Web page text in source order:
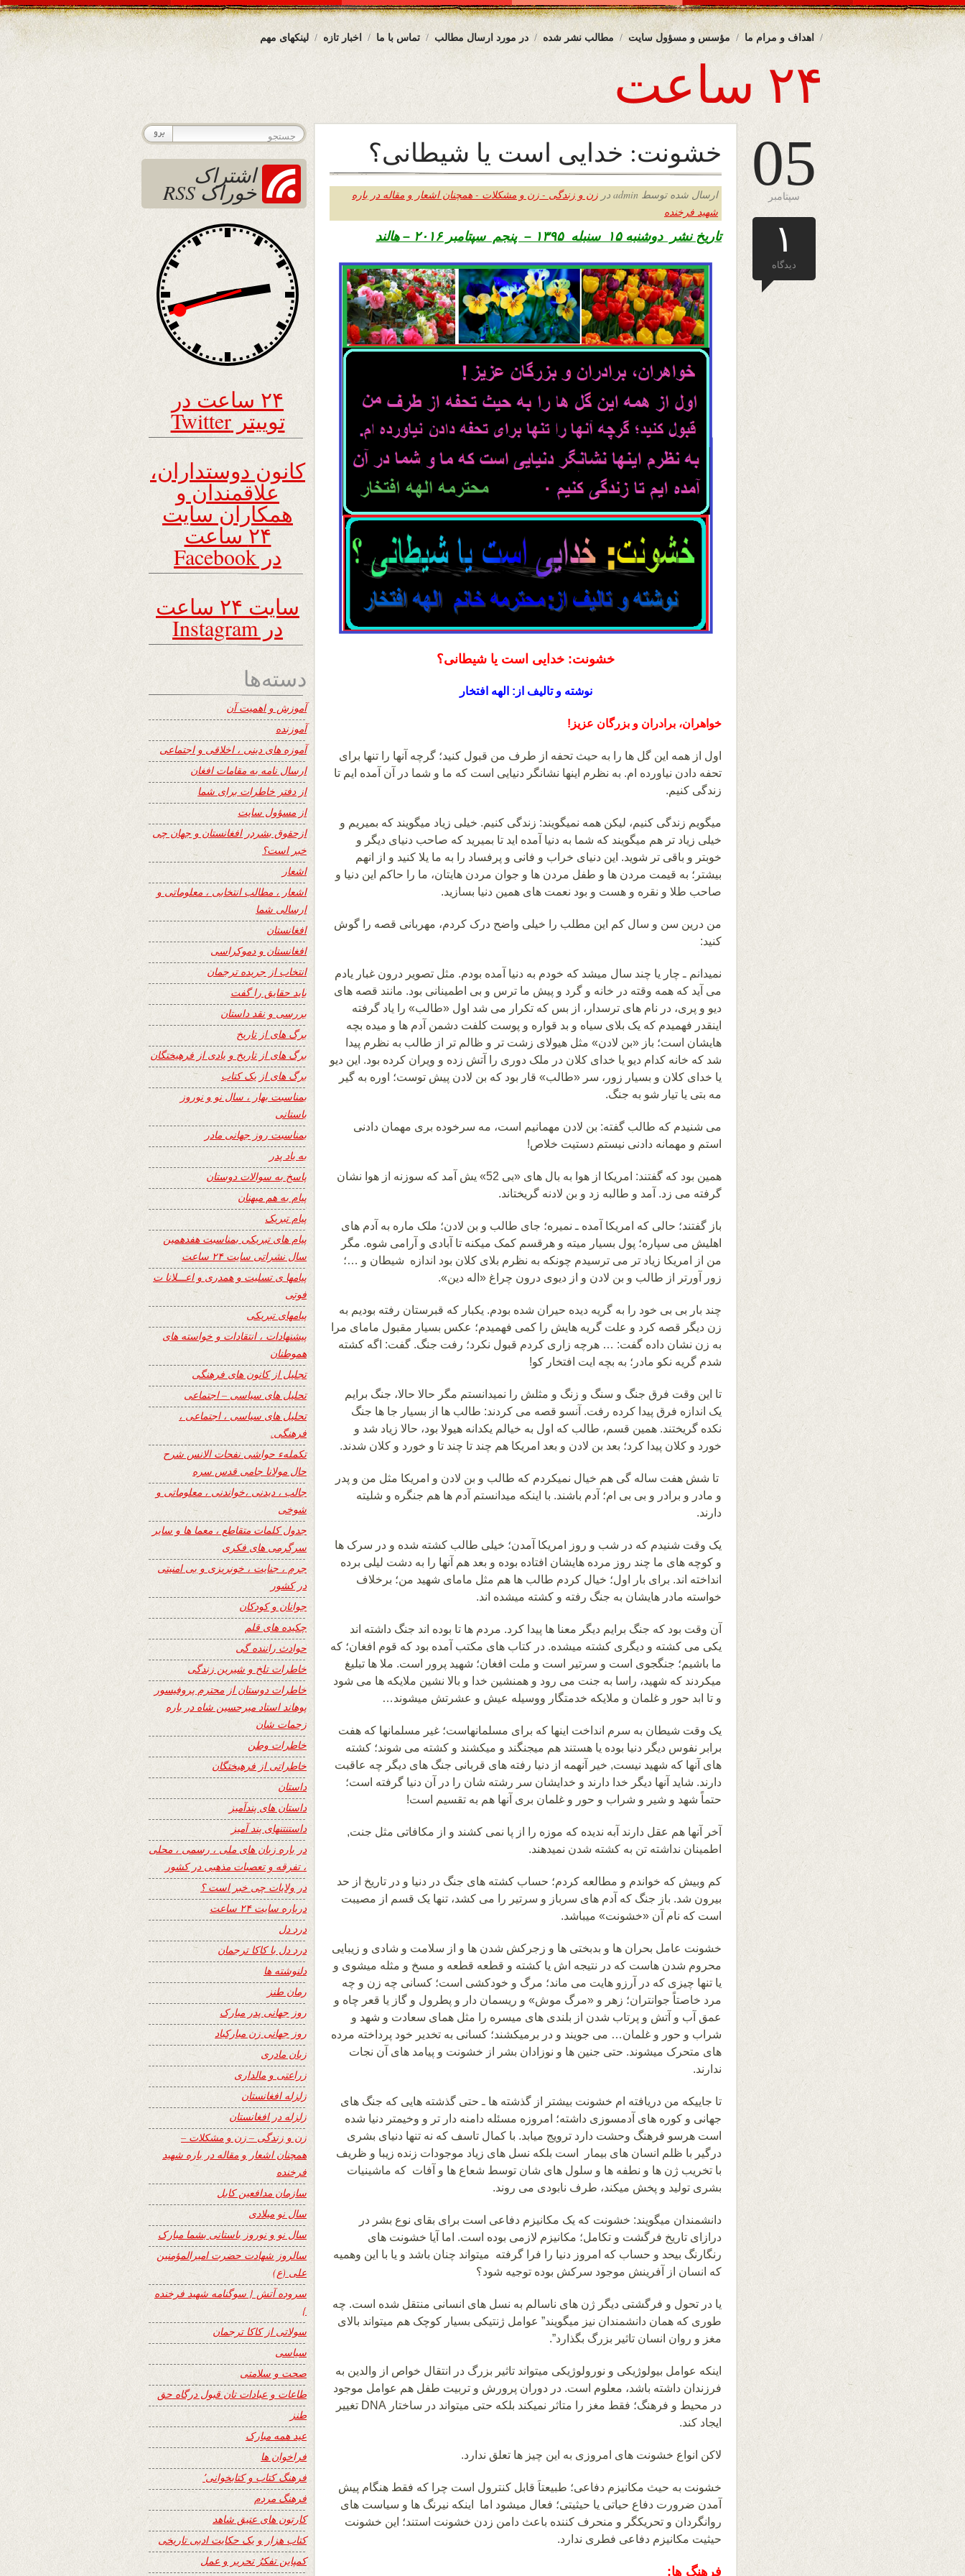
لینکهای مهم اخبار تازه تماس با ما در مورد ارسال مطالب مطالب نشر شده مؤسس و مسؤول سایت اهداف و مرام ما
۲۴ ساعت
05
سپتامبر
۱
دیدگاه
خشونت: خدایی است یا شیطانی؟
ارسال شده توسط admin در
زن و زندگی - زن و مشکلات - همچنان اشعار و مقاله در باره
شهید فرخنده
تاریخ نشر دوشنبه ۱۵ سنبله ۱۳۹۵ – پنجم سپتامبر ۲۰۱۶ – هالند
خشونت: خدایی است یا شیطانی؟
نوشته و تالیف از: الهه افتخار
خواهران، برادران و بزرگان عزیز!
اول از همه این گل ها را به حیث تحفه از طرف من قبول کنید؛ گرچه آنها را تنها برای
تحفه دادن نیاورده ام. به نظرم اینها نشانگر دنیایی است که ما و شما در آن آمده ایم تا
زندگی کنیم.
میگویم زندگی کنیم، لیکن همه نمیگویند: زندگی کنیم. خیلی زیاد میگویند که بمیریم و
خیلی زیاد تر هم میگویند که شما به دنیا آمده اید تا بمیرید که صاحب دنیای دیگر و
خوبتر و باقی تر شوید. این دنیای خراب و فانی و پرفساد را به ما یلا کنید و از انهم
بیشتر؛ به قیمت مردن ها و طفل مردن ها و جوان مردن هایتان، ما را حاکم این دنیا و
صاحب طلا و نقره و هست و بود نعمت های همین دنیا بسازید.
من درین سن و سال کم این مطلب را خیلی واضح درک کردم، مهربانی قصه را گوش
کنید:
نمیدانم ـ چار یا چند سال میشد که خودم به دنیا آمده بودم. مثل تصویر درون غبار یادم
می آید که همه وقته در خانه و گرد و پیش ما ترس و بی اطمینانی بود. مانند قصه های
دیو و پری، در نام های ترسدار، از بس که تکرار می شد اول «طالب» را یاد گرفته
اینقدر فهمیدم که یک بلای سیاه و بد قواره و پوست کلفت دشمن آدم ها و میده بچه
هایشان است؛ باز «بن لادن» مثل هیولای زشت تر و ظالم تر از طالب به نظرم پیدا
شد که خانه کدام دیو یا خدای کلان در ملک دوری را آتش زده و ویران کرده بود. این دیو
یا خدای کلان و بسیار زور، سر «طالب» قار بود که بن لادن پیش توست؛ اوره به گیر
مه بتی یا تیار شو به جنگ.
می شنیدم که طالب گفته: بن لادن مهمانیم است، مه سرخوده بری مهمان دادنی
استم و مهمانه دادنی نیستم دستیت خلاص!
همین بود که گفتند: امریکا از هوا به بال های «بی 52» یش آمد که سوزنه از هوا نشان
گرفته می زد. آمد و طالبه زد و بن لادنه گریختاند.
باز گفتند؛ حالی که امریکا آمده ـ نمیره؛ جای طالب و بن لادن؛ ملک ماره به آدم های
اهلیش می سپاره؛ پول بسیار میته و هرقسم کمک میکنه تا آبادی و آرامی شوه. مگر
من از امریکا زیاد تر می ترسیدم چونکه به نظرم بلای کلان بود اندازه شیطان و …؛
زور آورتر از طالب و بن لادن و از دیوی درون چراغ «اله دین».
چند بار بی بی خود را به گریه دیده حیران شده بودم. یکبار که قبرستان رفته بودیم به
زن دیگر قصه کرد و علت گریه هایش را کمی فهمیدم؛ عکس بسیار مقبول مامای مرا
به زن نشان داده گفت: … هرچه زاری کردم قبول نکرد؛ رفت جنگ. گفت: اگه کشته
شدم گریه نکو مادر؛ به بچه ایت افتخار کو!
تا این وقت فرق جنگ و سنگ و زنگ و مثلش را نمیدانستم مگر حالا حالا، جنگ برایم
یک اندازه فرق پیدا کرده رفت. آنسو قصه می کردند: طالب ها از بسیار جا ها جنگ
نکده گریختند. همین قسم، طالب که اول به خیالم یکدانه هیولا بود، حالا زیاد شد و
خورد و کلان پیدا کرد؛ بعد بن لادن و بعد امریکا هم چند تا چند تا و خورد و کلان شدند.
تا شش هفت ساله گی هم خیال نمیکردم که طالب و بن لادن و امریکا مثل من و پدر
و مادر و برادر و بی بی ام؛ آدم باشند. با اینکه میدانستم آدم ها هم جنگره و شلیته
دارند.
یک وقت شنیدم که در شب و روز امریکا آمدن؛ خیلی طالب کشته شده و در سرک ها
و کوچه های ما چند روز مرده هایشان افتاده بوده و بعد هم آنها را به دشت لیلی برده
انداخته اند. برای بار اول؛ خیال کردم طالب ها هم مثل مامای شهید من؛ برخلاف
خواسته مادر هایشان به جنگ رفته و کشته میشده اند.
آن وقت بود که جنگ برایم دیگر معنا ها پیدا کرد. مردم ها تا بوده اند جنگ داشته اند
یکی می کشته و دیگری کشته میشده. در کتاب های مکتب آمده بود که قوم افغان؛ که
ما باشیم؛ جنگجوی است و سرتیر است و ملت افغان؛ شهید پرور است. ملا ها تبلیغ
میکردند که شهید، راسا به جنت می رود و همنشین خدا و بالا نشین ملایکه ها می شود
و تا ابد حور و غلمان و ملایکه خدمتگار ووسیله عیش و عشرتش میشوند…
یک وقت شیطان به سرم انداخت اینها که برای مسلمانهاست؛ غیر مسلمانها که هفت
برابر نفوس دیگر دنیا بوده یا هستند هم میجنگند و میکشند و کشته می شوند؛ کشته
های آنها که شهید نیست, خیر آنهمه از دنیا رفته های قربانی جنگ های دیگر چه عاقبت
دارند. شاید آنها دیگر خدا دارند و خدایشان سر رشته شان را در آن دنیا گرفته است؛
حتماً شهد و شیر و شراب و حور و غلمان بری آنها هم به تقسیم است!
آخر آنها هم عقل دارند آبه ندیده که موزه را از پا نمی کشند و از مکافاتی مثل جنت,
اطمینان نداشته تن به کشته شدن نمیدهند.
کم وبیش که خواندم و مطالعه کردم؛ حساب کشته های جنگ در دنیا و در تاریخ از حد
بیرون شد. باز جنگ که آدم های سرباز و سرتیر را می کشد، تنها یک قسم از مصیبت
است که نام آن «خشونت» میباشد.
خشونت عامل بحران ها و بدبختی ها و زجرکش شدن ها و از سلامت و شادی و زیبایی
محروم شدن هاست که در نتیجه اش یا کشته و قطعه قطعه و مسخ و مثله میشوی و
یا تنها چیزی که در آرزو هایت می ماند؛ مرگ و خودکشی است؛ کسانی چه زن و چه
مرد خاصتاً جوانتران؛ زهر و «مرگ موش» و ریسمان دار و پطرول و گاز یا قعر چاه و
عمق آب و آتش و پرتاب شدن از بلندی های میسره را مثل همای سعادت و شهد و
شراب و حور و غلمان… می جویند و در برمیکشند؛ کسانی به تخدیر خود پرداخته مرده
های متحرک میشوند. حتی جنین ها و نوزادان بشر از خشونت و پیامد های آن نجات
ندارند.
تا جاییکه من دریافته ام خشونت بیشتر از گذشته ها ـ حتی گذشته هایی که جنگ های
جهانی و کوره های آدمسوزی داشته؛ امروزه مسئله دامنه دار تر و وخیمتر دنیا شده
است هرسو فرهنگ وحشت دارد ترویج میابد. با کمال تاسف که نه تنها دنیای بشری
درگیر با ظلم انسان های بیمار است بلکه نسل های زیاد موجودات زنده زیبا و ظریف
با تخریب ژن ها و نطفه ها و سلول های شان توسط شعاع ها و آفات که ماشینیات
بشری تولید و پخش میکند، طرف نابودی می روند.
دانشمندان میگویند: خشونت که یک مکانیزم دفاعی است برای بقای نوع بشر در
درازای تاریخ فرگشت و تکامل؛ مکانیزم لازمی بوده است. اما آیا خشونت های
رنگارنگ بیحد و حساب که امروز دنیا را فرا گرفته میتواند چنان باشد و یا با این وهمیه
که انسان از آفرینش موجود سرکش بوده توجیه شود؟
یا در تحول و فرگشتی دیگر ژن های ناسالم به نسل های انسانی منتقل شده است. چه
طوری که همان دانشمندان نیز میگویند” عوامل ژنتیکی بسیار کوچک هم میتواند بالای
مغز و روان انسان تاثیر بزرگ بگذارد”.
اینکه عوامل بیولوژیکی و نورولوژیکی میتواند تاثیر بزرگ در انتقال خواص از والدین به
فرزندان داشته باشد، معلوم است. در دوران پرورش و تربیت طفل هم عوامل موجود
در محیط و فرهنگ؛ فقط مغز را متاثر نمیکند بلکه حتی میتواند در ساختار DNA تغییر
ایجاد کند.
لاکن انواع خشونت های امروزی به این چیز ها تعلق ندارد.
خشونت به حیث مکانیزم دفاعی؛ طبیعتاَ قابل کنترول است چرا که فقط هنگام پیش
آمدن ضرورت دفاع حیاتی یا حیثیتی؛ فعال میشود اما اینکه نیرنگ ها و سیاست های
روانگردان و تحریکگر و منحرف کننده باعث دامن زدن خشونت استند؛ این خشونت
حیثیت مکانیزم دفاعی فطری ندارد.
فرهنگ ها:
اشتراک
خوراک RSS
۲۴ ساعت در
توییتر Twitter
کانون دوستداران،
علاقمندان و
همکاران سایت
۲۴ ساعت
در Facebook
سایت ۲۴ ساعت
در Instagram
دسته‌ها
آموزش و اهمیت آن
آموزنده
آموزه های دینی ، اخلاقی و اجتماعی
ارسال نامه به مقامات افغان
از دفتر خاطرات برای شما
از مسؤول سایت
ازحقوق بشردر افغانستان و جهان چی
خبر است؟
اشعار
اشعار ، مطالب انتخابی ، معلوماتی و
ارسالی شما
افغانستان
افغانستان و دموکراسی
انتخاب از جریده ترجمان
باید حقایق را گفت
بررسی و نقد داستان
برگ های از تاریخ
برگ های از تاریخ و یادی از فرهیختگان
برگ های از یک کتاب
بمناسبت بهار ، سال نو و نوروز
باستانی
بمناسبت روز جهانی مادر
به یاد پدر
پاسخ به سوالات دوستان
پیام به هم میهنان
پیام تبریک
پیام های تبریکی بمناسبت هفدهمین
سال نشراتی سایت ۲۴ ساعت
پیامها ی تسلیت و همدری و اعـــلانا ت
فوتی
پیامهای تبریکی
پیشنهادات ، انتقادات و خواسته های
هموطنان
تجلیل از کانون های فرهنگی
تحلیل های سیاسی – اجتماعی
تحلیل های سیاسی ، اجتماعی ،
فرهنگی.
تکملهء حواشی نفحات الانس شرح
حال مولانا جامی قدس سره
جالب ، دیدنی ،خواندنی ، معلوماتی و
شوخی
جدول کلمات متقاطع ، معما ها و سایر
سرگرمی های فکری
جرم ، جنایت ، خونریزی و بی امنیتی
در کشور
جوانان و کودکان
چکیده های قلم
حوادث راننده گی
خاطرات تلخ و شیرین زندگی
خاطرات دوستان از محترم پروفیسور
پوهاند استاد میرحسین شاه در باره
زحمات شان
خاطرات وطن
خاطراتی از فرهیختگان
داستان
داستان های پندآمیز
داستنتنهای پند آمیز
در باره زبان های ملی ، رسمی ، محلی
، تفرقه و تعصبات مذهبی در کشور
در ولایات چی خبر است ؟
درباره سایت ۲۴ ساعت
درد دل
درد دل با کاکا ترجمان
دلنوشته ها
رمان طنز
روز جهانی پدر مبارک
روز جهانی زن مبارکباد
زبان مادری
زراعتی و مالداری
زلزله افغانستان
زلزله در افغانستان
زن و زندگی – زن و مشکلات –
همچنان اشعار و مقاله در باره شهید
فرخنده
سازمان مدافعین کابل
سال نو میلادی
سال نو و نوروز باستانی بشما مبارک
سالروز شهادت حضرت امیرالمؤمنین
علی (ع)
سروده آتش { سوگنامه شهید فرخنده
}
سولاتی از کاکا ترجمان
سیاسی
صحت و سلامتی
طاعات و عبادات تان قبول درگاه حق
طنز
عید همه مبارک
فراخوان ها
فرهنگ کتاب و کتابخوانی٬
فرهنگ مردم
کارتون های عتیق شاهد
کتاب هزار و یک حکایت ادبی تاریخی
کمپاین تفکرُ تحریر و عمل